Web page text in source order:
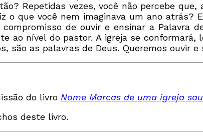
Repetidas vezes, você não percebe
o que você nem imaginava um ano atrás?
de ouvir e ensinar a Palavra
ao nível do pastor. A igreja se
são as palavras de Deus. Queremos ouvir
do livro Nome Marcas de uma igreja
deste livro.